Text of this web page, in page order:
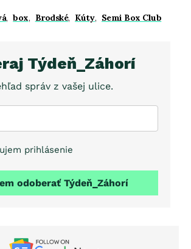
, box, Brodské, Kúty, Semi Box Club
Týdeň_Záhorí
správ z vašej ulice.
prihlásenie
odoberať Týdeň_Záhorí